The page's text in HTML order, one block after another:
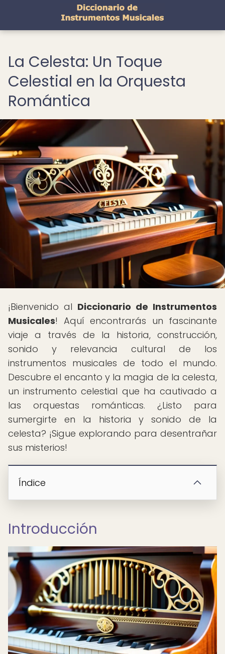
La Celesta: Un Toque
Celestial en la Orquesta
Romántica
¡Bienvenido al Diccionario de Instrumentos
Musicales! Aquí encontrarás un fascinante
viaje a través de la historia, construcción,
sonido y relevancia cultural de los
instrumentos musicales de todo el mundo.
Descubre el encanto y la magia de la celesta,
un instrumento celestial que ha cautivado a
las orquestas románticas. ¿Listo para
sumergirte en la historia y sonido de la
celesta? ¡Sigue explorando para desentrañar
sus misterios!
Índice
Introducción